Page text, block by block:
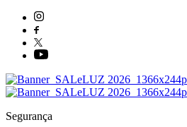
Segurança